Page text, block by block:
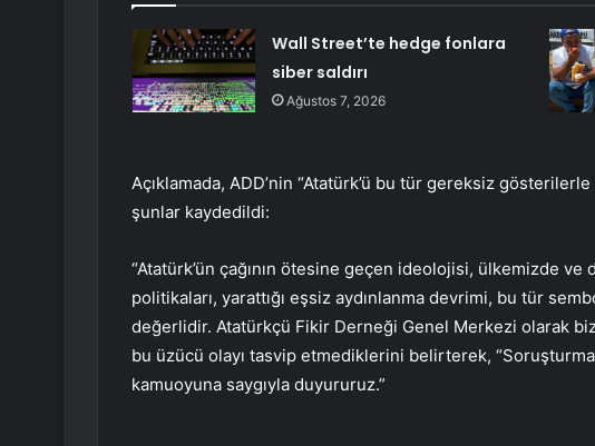
Wall Street’te hedge fonlara
siber saldırı
Ağustos 7, 2026
Açıklamada, ADD’nin “Atatürk’ü bu tür gereksiz
şunlar kaydedildi:
“Atatürk’ün çağının ötesine geçen ideolojisi, ülkemizde
politikaları, yarattığı eşsiz aydınlanma devrimi, bu tür
değerlidir. Atatürkçü Fikir Derneği Genel Merkezi olarak
bu üzücü olayı tasvip etmediklerini belirterek,
kamuoyuna saygıyla duyururuz.”